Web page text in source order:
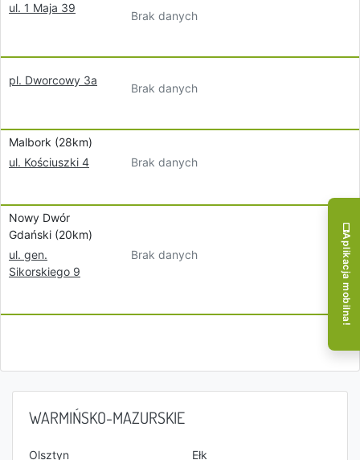
ul. 1 Maja 39
Brak danych
pl. Dworcowy 3a
Brak danych
Malbork (28km)
ul. Kościuszki 4
Brak danych
Nowy Dwór
Gdański (20km)
ul. gen.
Sikorskiego 9
Brak danych
WARMIŃSKO-MAZURSKIE
Olsztyn
Ełk
Aplikacja mobilna!